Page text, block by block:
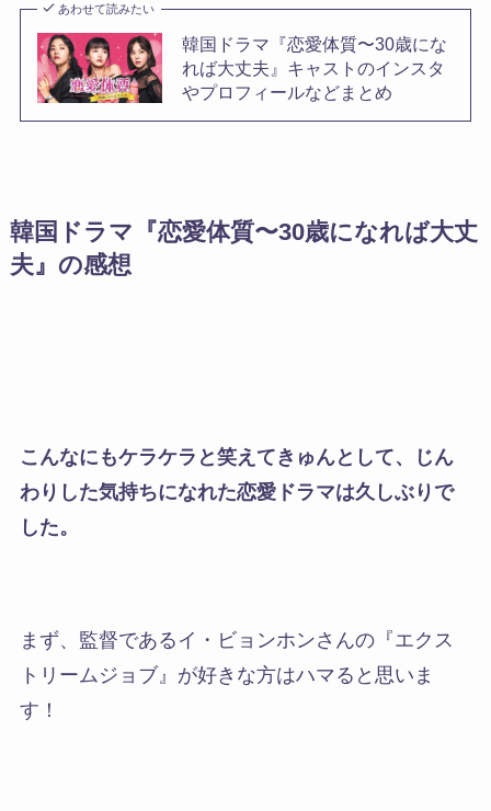
あわせて読みたい
韓国ドラマ『恋愛体質〜30歳にな
れば大丈夫』キャストのインスタ
やプロフィールなどまとめ
韓国ドラマ『恋愛体質〜30歳になれば大丈
夫』の感想
こんなにもケラケラと笑えてきゅんとして、じん
わりした気持ちになれた恋愛ドラマは久しぶりで
した。
まず、監督であるイ・ビョンホンさんの『エクス
トリームジョブ』が好きな方はハマると思いま
す！